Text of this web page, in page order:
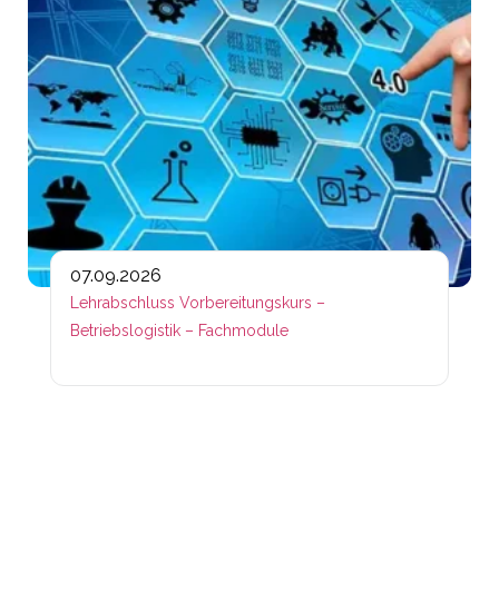
07.09.2026
Lehrabschluss Vorbereitungskurs –
Betriebslogistik – Fachmodule